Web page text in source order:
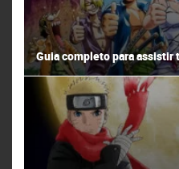
Guia completo para assistir